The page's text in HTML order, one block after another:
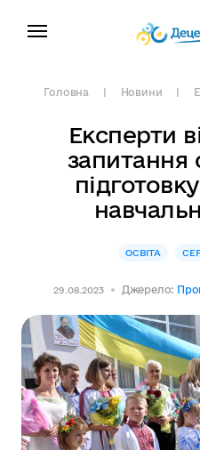
Головна Новини
Експерти
запитання
ОСВІТА
29.08.2023 Джерело: